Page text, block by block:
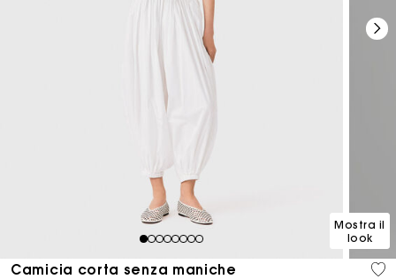
12345678
Mostra il
look
Camicia corta senza maniche